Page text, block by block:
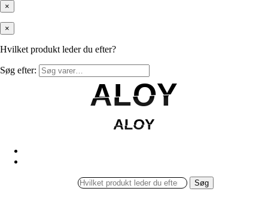
×
×
Hvilket produkt leder du efter?
Søg efter:
ALOY
ALOY
ALOY
ALOY
Søg